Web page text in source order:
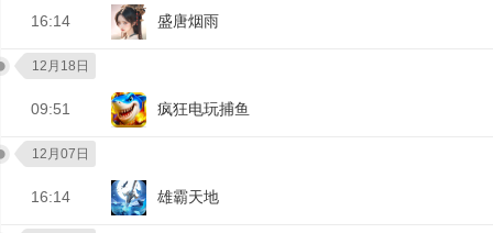
16:14 盛唐烟雨
12月18日
09:51 疯狂电玩捕鱼
12月07日
16:14 雄霸天地